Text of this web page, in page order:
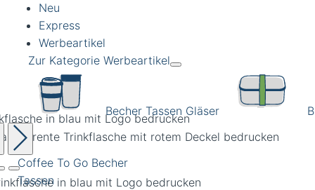
Neu
Express
Werbeartikel
Zur Kategorie Werbeartikel
Becher Tassen Gläser
Coffee To Go Becher
Tassen
in blau mit Logo bedrucken